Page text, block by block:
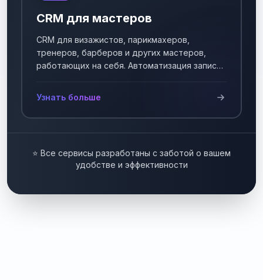
CRM для мастеров
CRM для визажистов, парикмахеров,
тренеров, барберов и других мастеров,
работающих на себя. Автоматизация записи
Узнать больше
⭐ Все сервисы разработаны с заботой о вашем
удобстве и эффективности